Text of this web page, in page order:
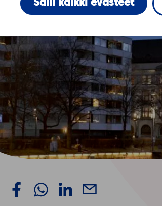
Salli kaikki evästeet